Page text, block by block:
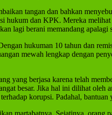
tangan dan bahkan
hukum dan KPK. Mereka
lagi berani memandang apalagi
hukuman 10 tahun dan
mewah lengkap dengan
yang berjasa karena telah
besar. Jika hal ini dilihat
korupsi. Padahal,